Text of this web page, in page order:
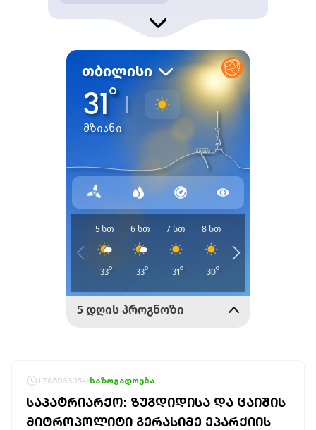
1785963054 საზოგადოება
ᲡᲐᲞᲐᲢᲠᲘᲐᲠᲥᲝ: ᲖᲣᲒᲓᲘᲓᲘᲡᲐ ᲓᲐ ᲪᲐᲘᲨᲘᲡ
ᲛᲘᲢᲠᲝᲞᲝᲚᲘᲢᲘ ᲒᲔᲠᲐᲡᲘᲛᲔ ᲔᲞᲐᲠᲥᲘᲘᲡ